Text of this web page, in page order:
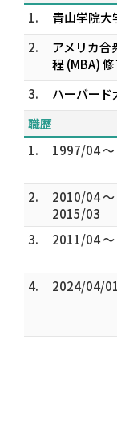
1.
青山学院大
2.
アメリカ合
程 (MBA)
3.
ハーバード
職歴
1.
1997/04 ～
2.
2010/04 ～
2015/03
3. 2011/04 ～
4.
2024/04/